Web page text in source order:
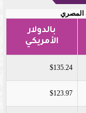
المصري
بالدولار
الأمريكي
$135.24
$123.97